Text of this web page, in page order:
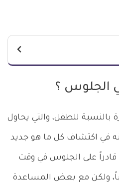
الجلوس ؟
بالنسبة للطفل، والتي يحاول
في اكتشاف كل ما هو جديد
على الجلوس في وقت
تقريباً، ولكن مع بعض المساعدة